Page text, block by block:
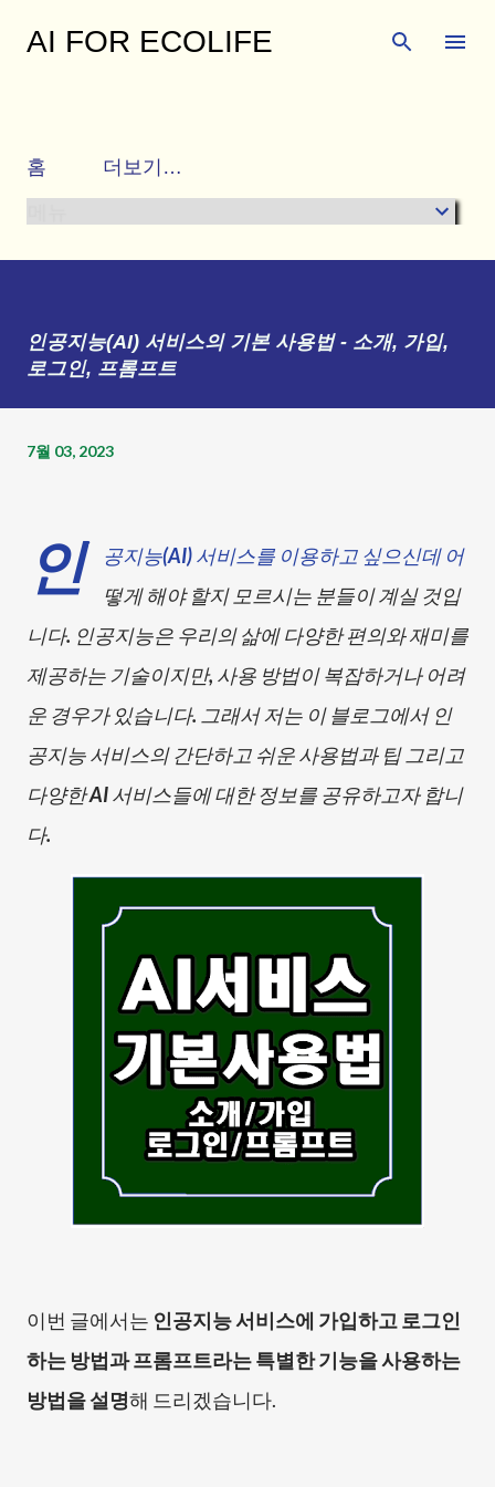
기본 콘텐츠로 건너뛰기
AI FOR ECOLIFE
홈
더보기…
인공지능(AI) 서비스의 기본 사용법 - 소개, 가입,
로그인, 프롬프트
7월 03, 2023
인
공지능(AI) 서비스를 이용하고 싶으신데 어
떻게 해야 할지 모르시는 분들이 계실 것입
니다. 인공지능은 우리의 삶에 다양한 편의와 재미를
제공하는 기술이지만, 사용 방법이 복잡하거나 어려
운 경우가 있습니다. 그래서 저는 이 블로그에서 인
공지능 서비스의 간단하고 쉬운 사용법과 팁 그리고
다양한 AI 서비스들에 대한 정보를 공유하고자 합니
다.
이번 글에서는 인공지능 서비스에 가입하고 로그인
하는 방법과 프롬프트라는 특별한 기능을 사용하는
방법을 설명해 드리겠습니다.